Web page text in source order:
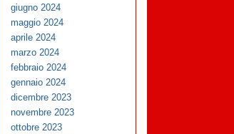
giugno 2024
maggio 2024
aprile 2024
marzo 2024
febbraio 2024
gennaio 2024
dicembre 2023
novembre 2023
ottobre 2023